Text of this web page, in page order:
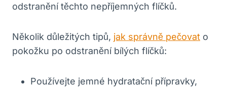
odstranění těchto nepříjemných flíčků.
Několik‍ důležitých tipů, jak správně pečovat o
pokožku po odstranění bílých flíčků:
Používejte jemné hydratační přípravky,